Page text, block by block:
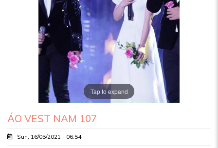
Tap to expand
ÁO VEST NAM 107
Sun, 16/05/2021 - 06:54